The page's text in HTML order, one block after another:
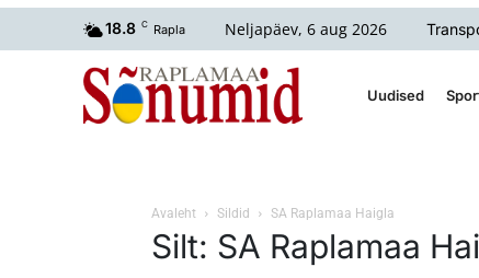
18.8 C Rapla Neljapäev, 6 aug 2026
Uudised
Avaleht Sildid SA Raplamaa Haigla
Silt: SA Raplamaa